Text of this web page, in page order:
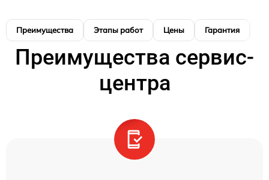
Преимущества Этапы работ Цены Гарантия
Преимущества сервис-
центра